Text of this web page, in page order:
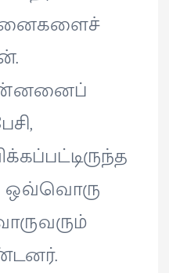
ஒவ்வொரு